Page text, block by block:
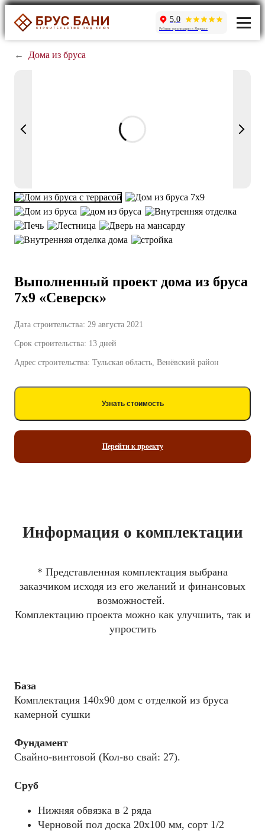
5,0
Рейтинг организации в Яндексе
← Дома из бруса
Выполненный проект дома из бруса
7х9 «Северск»
Дата строительства: 29 августа 2021
Срок строительства: 13 дней
Адрес строительства: Тульская область, Венёвский район
Узнать стоимость
Перейти к проекту
Информация о комплектации
* Представленная комплектация выбрана
заказчиком исходя из его желаний и финансовых
возможностей.
Комплектацию проекта можно как улучшить, так и
упростить
База
Комплектация 140x90 дом с отделкой из бруса
камерной сушки
Фундамент
Свайно-винтовой (Кол-во свай: 27).
Сруб
Нижняя обвязка в 2 ряда
Черновой пол доска 20х100 мм, сорт 1/2